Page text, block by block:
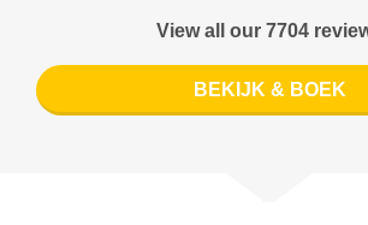
View all our 7704
BEKIJK & BOEK